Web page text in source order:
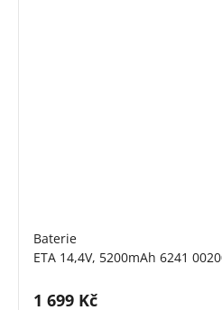
Baterie
ETA 14,4V, 5200mAh 6241
Cena s DPH:
1 699 Kč